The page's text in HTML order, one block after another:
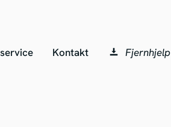
Kontakt Fjernhjelp